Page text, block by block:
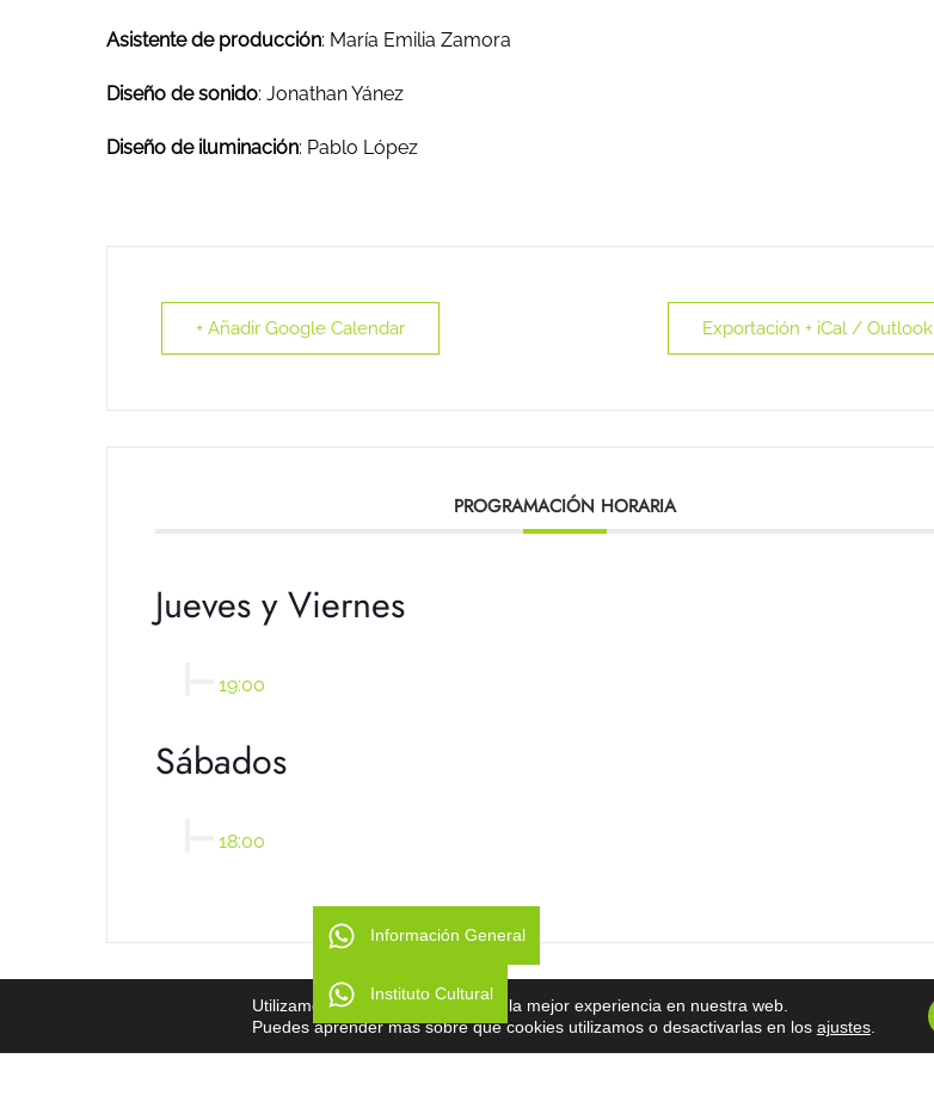
Asistente de producción: María Emilia Zamora
Diseño de sonido: Jonathan Yánez
Diseño de iluminación: Pablo López
+ Añadir Google Calendar Exportación + iCal / Outlook
PROGRAMACIÓN HORARIA
Jueves y Viernes
19:00
Sábados
18:00
Utilizamos cookies para ofrecerte la mejor experiencia en nuestra web.
Puedes aprender más sobre qué cookies utilizamos o desactivarlas en los ajustes.
Información General
Instituto Cultural